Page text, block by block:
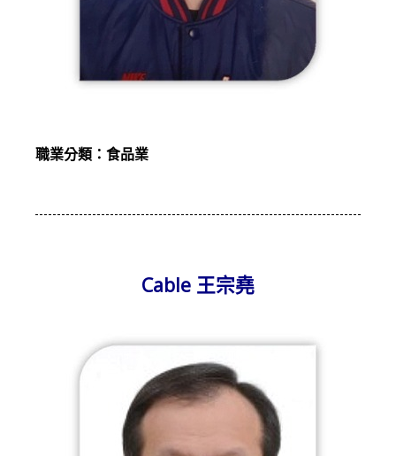
職業分類：食品業
Cable 王宗堯